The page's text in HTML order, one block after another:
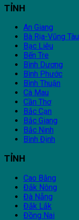
TỈNH
An Giang
Bà Rịa-Vũng Tàu
Bạc Liêu
Bến Tre
Bình Dương
Bình Phước
Bình Thuận
Cà Mau
Cần Thơ
Bắc Cạn
Bắc Giang
Bắc Ninh
Bình Định
TỈNH
Cao Bằng
Đắk Nông
Đà Nẵng
Đắk Lắk
Đồng Nai